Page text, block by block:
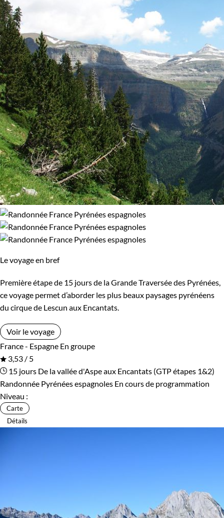
Le voyage en bref
Première étape de 15 jours de la Grande Traversée des Pyrénées,
ce voyage permet d’aborder les plus beaux paysages pyrénéens
du cirque de Lescun aux Encantats.
Voir le voyage
France - Espagne En groupe
3,53 / 5
15 jours De la vallée d'Aspe aux Encantats (GTP étapes 1&2)
Randonnée Pyrénées espagnoles En cours de programmation
Niveau :
Carte
Détails